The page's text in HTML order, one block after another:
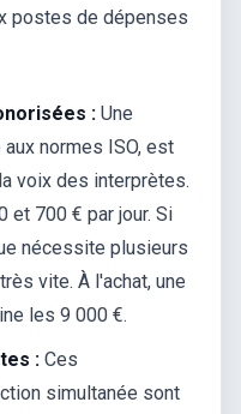
postes de dépenses
: Une
normes ISO, est
voix des interprètes.
et 700 € par jour. Si
nécessite plusieurs
vite. À l'achat, une
les 9 000 €.
: Ces
simultanée sont